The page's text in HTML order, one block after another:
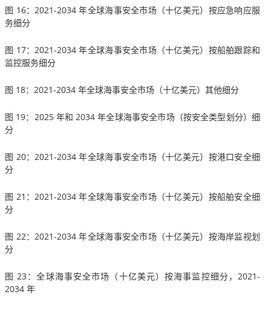
图 16：2021-2034 年全球海事安全市场（十亿美元）按应急响应服
务细分
图 17：2021-2034 年全球海事安全市场（十亿美元）按船舶跟踪和
监控服务细分
图 18：2021-2034 年全球海事安全市场（十亿美元）其他细分
图 19：2025 年和 2034 年全球海事安全市场（按安全类型划分）细
分
图 20：2021-2034 年全球海事安全市场（十亿美元）按港口安全细
分
图 21：2021-2034 年全球海事安全市场（十亿美元）按船舶安全细
分
图 22：2021-2034 年全球海事安全市场（十亿美元）按海岸监视划
分
图 23：全球海事安全市场（十亿美元）按海事监控细分，2021-
2034 年